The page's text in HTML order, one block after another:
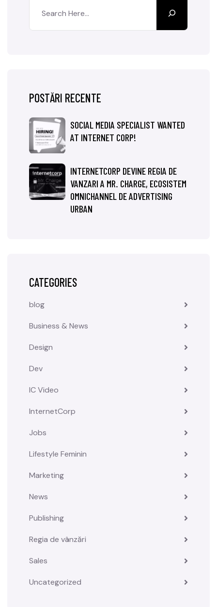
POSTĂRI RECENTE
SOCIAL MEDIA SPECIALIST WANTED
AT INTERNET CORP!
INTERNETCORP DEVINE REGIA DE
VANZARI A MR. CHARGE, ECOSISTEM
OMNICHANNEL DE ADVERTISING
URBAN
CATEGORIES
blog
Business & News
Design
Dev
IC Video
InternetCorp
Jobs
Lifestyle Feminin
Marketing
News
Publishing
Regia de vânzări
Sales
Uncategorized